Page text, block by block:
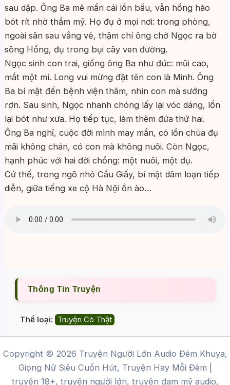
sau dập. Ông Ba mê mẩn cái lồn bầu, vẫn hồng hào
bót rít nhờ thẩm mỹ. Họ đụ ở mọi nơi: trong phòng,
ngoài sân sau vắng vẻ, thậm chí ông chở Ngọc ra bờ
sông Hồng, đụ trong bụi cây ven đường.
Ngọc sinh con trai, giống ông Ba như đúc: mũi cao,
mắt một mí. Long vui mừng đặt tên con là Minh. Ông
Ba bí mật đến bệnh viện thăm, nhìn con mà sướng
rơn. Sau sinh, Ngọc nhanh chóng lấy lại vóc dáng, lồn
lại bót như xưa. Họ tiếp tục, làm thêm đứa thứ hai.
Ông Ba nghĩ, cuộc đời mình may mắn, có lồn chùa đụ
mãi không chán, có con mà không nuôi. Còn Ngọc,
hạnh phúc với hai đời chồng: một nuôi, một đụ.
Cứ thế, trong ngõ nhỏ Cầu Giấy, bí mật dâm loạn tiếp
diễn, giữa tiếng xe cộ Hà Nội ồn ào…
Thông Tin Truyện
Thể loại: Truyện Có Thật
Copyright © 2026 Truyện Người Lớn Audio Đêm Khuya,
Giọng Nữ Siêu Cuốn Hút, Truyện Hay Mỗi Đêm |
truyện 18+, truyện người lớn, truyện đam mỹ audio,